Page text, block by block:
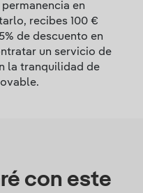
en
recibes 100 €
de descuento en
un servicio de
la tranquilidad de
con este